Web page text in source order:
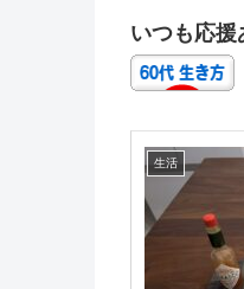
いつも応援
生活